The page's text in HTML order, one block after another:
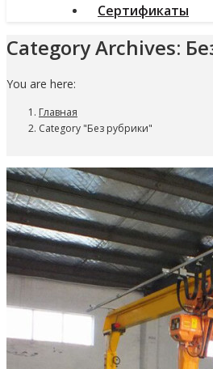
Сертификаты
Category Archives:
You are here:
Главная
Category "Без рубрики"